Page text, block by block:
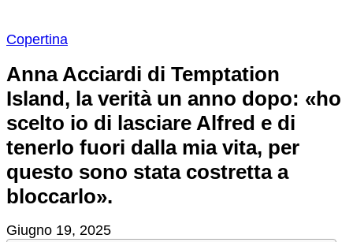
Copertina
Anna Acciardi di Temptation
Island, la verità un anno dopo: «ho
scelto io di lasciare Alfred e di
tenerlo fuori dalla mia vita, per
questo sono stata costretta a
bloccarlo».
Giugno 19, 2025